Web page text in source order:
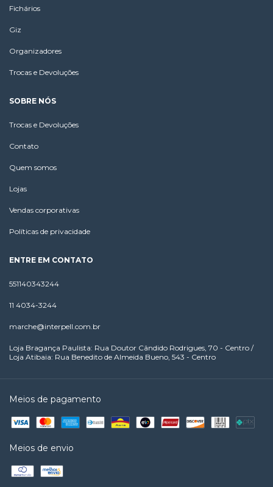
Fichários
Giz
Organizadores
Trocas e Devoluções
SOBRE NÓS
Trocas e Devoluções
Contato
Quem somos
Lojas
Vendas corporativas
Políticas de privacidade
ENTRE EM CONTATO
551140343244
11 4034-3244
marche@interpell.com.br
Loja Bragança Paulista: Rua Doutor Cândido Rodrigues, 70 - Centro /
Loja Atibaia: Rua Benedito de Almeida Bueno, 543 - Centro
Meios de pagamento
Meios de envio